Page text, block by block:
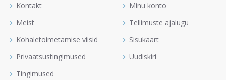
Kontakt
Meist
Kohaletoimetamise viisid
Privaatsustingimused
Tingimused
Minu konto
Tellimuste ajalugu
Sisukaart
Uudiskiri